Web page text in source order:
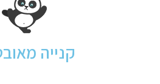
קנייה